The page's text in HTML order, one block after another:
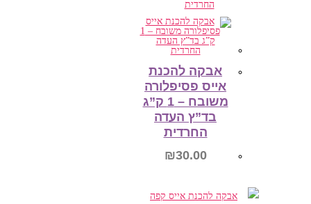
הוספה לסל
אבקה להכנת
אייס פסיפלורה
משובח – 1 ק”ג
בד”ץ העדה
החרדית
₪30.00